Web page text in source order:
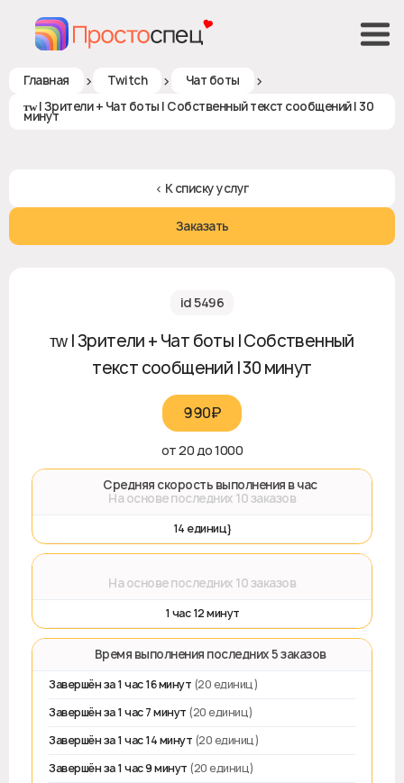
Главная > Twitch > Чат боты >
ᴛᴡ | Зрители + Чат боты | Собственный текст сообщений | 30
минут
< К списку услуг
Заказать
id 5496
ᴛᴡ | Зрители + Чат боты | Собственный
текст сообщений | 30 минут
990₽‎
от 20 до 1000
🚀 Средняя скорость выполнения в час
На основе последних 10 заказов
14 единиц}
На основе последних 10 заказов
1 час 12 минут
⏱️ Время выполнения последних 5 заказов
Завершён за 1 час 16 минут (20 единиц)
Завершён за 1 час 7 минут (20 единиц)
Завершён за 1 час 14 минут (20 единиц)
Завершён за 1 час 9 минут (20 единиц)